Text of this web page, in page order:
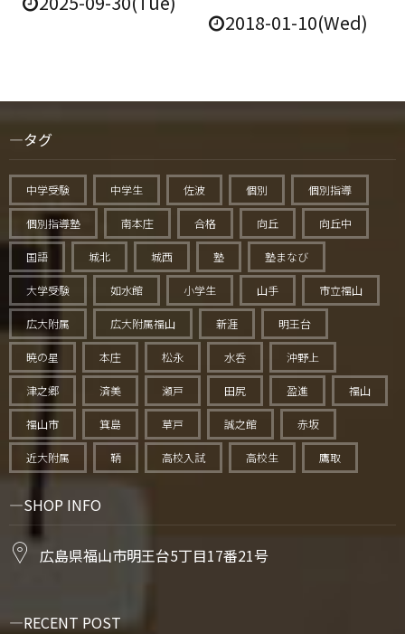
2018-01-10(Wed)
タグ
中学受験 中学生 佐波 個別 個別指導
個別指導塾 南本庄 合格 向丘 向丘中
国語 城北 城西 塾 塾まなび
大学受験 如水館 小学生 山手 市立福山
広大附属 広大附属福山 新涯 明王台
暁の星 本庄 松永 水呑 沖野上
津之郷 済美 瀬戸 田尻 盈進 福山
福山市 箕島 草戸 誠之館 赤坂
近大附属 鞆 高校入試 高校生 鷹取
SHOP INFO
広島県福山市明王台5丁目17番21号
RECENT POST